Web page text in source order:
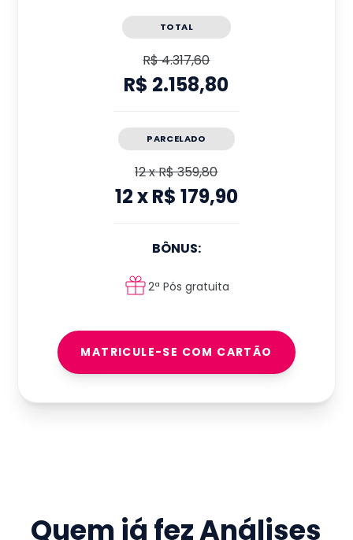
TOTAL
R$ 4.317,60
R$ 2.158,80
PARCELADO
12xR$ 359,80
12xR$ 179,90
BÔNUS:
2ª Pós gratuita
MATRICULE-SE COM CARTÃO
Quem já fezAnálises